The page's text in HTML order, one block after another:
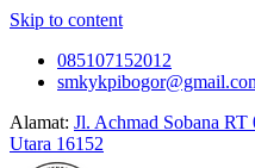
Skip to content
085107152012
Alamat: Jl. Achmad Sobana
Utara 16152